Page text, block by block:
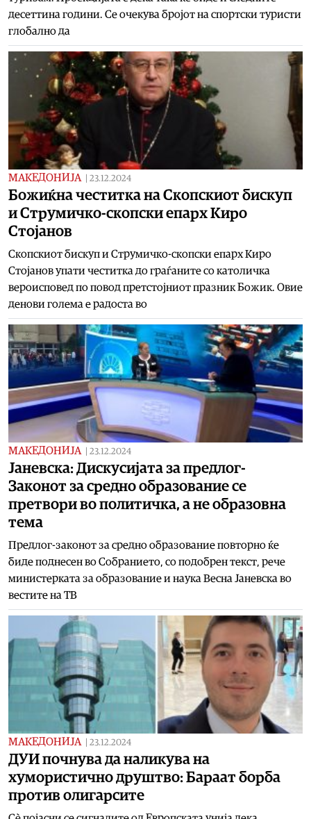
десеттина години. Се очекува бројот на спортски туристи
глобално да
МАКЕДОНИЈА 23.12.2024
Божиќна честитка на Скопскиот бискуп
и Струмичко-скопски епарх Киро
Стојанов
Скопскиот бискуп и Струмичко-скопски епарх Киро
Стојанов упати честитка до граѓаните со католичка
вероисповед по повод претстојниот празник Божик. Овие
денови голема е радоста во
МАКЕДОНИЈА 23.12.2024
Јаневска: Дискусијата за предлог-
Законот за средно образование се
претвори во политичка, а не образовна
тема
Предлог-законот за средно образование повторно ќе
биде поднесен во Собранието, со подобрен текст, рече
министерката за образование и наука Весна Јаневска во
вестите на ТВ
МАКЕДОНИЈА 23.12.2024
ДУИ почнува да наликува на
хумористично друштво: Бараат борба
против олигарсите